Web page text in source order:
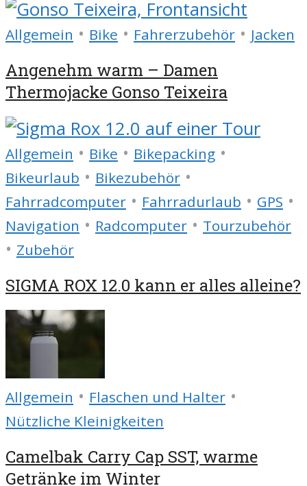
Allgemein • Bike • Fahrerzubehör • Jacken
Angenehm warm – Damen
Thermojacke Gonso Teixeira
Allgemein • Bike • Bikepacking •
Bikeurlaub • Bikezubehör •
Fahrradcomputer • Fahrradurlaub • GPS •
Navigation • Radcomputer • Tourzubehör
• Zubehör
SIGMA ROX 12.0 kann er alles alleine?
Allgemein • Flaschen und Halter •
Nützliche Kleinigkeiten
Camelbak Carry Cap SST, warme
Getränke im Winter